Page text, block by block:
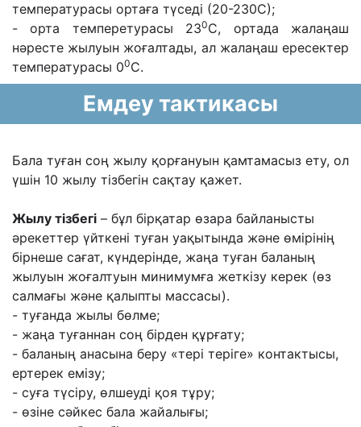
температурасы ортаға түседі (20-230С);
- орта темперетурасы 230С, ортада жалаңаш
нəресте жылуын жоғалтады, ал жалаңаш ересектер
температурасы 00С.
Емдеу тактикасы
Бала туған соң жылу қорғануын қамтамасыз ету, ол
үшін 10 жылу тізбегін сақтау қажет.
Жылу тізбегі – бұл бірқатар өзара байланысты
əрекеттер үйткені туған уақытында жəне өмірінің
бірнеше сағат, күндерінде, жаңа туған баланың
жылуын жоғалтуын минимумға жеткізу керек (өз
салмағы жəне қалыпты массасы).
- туғанда жылы бөлме;
- жаңа туғаннан соң бірден құрғату;
- баланың анасына беру «тері теріге» контактысы,
ертерек емізу;
- суға түсіру, өлшеуді қоя тұру;
- өзіне сəйкес бала жайалығы;